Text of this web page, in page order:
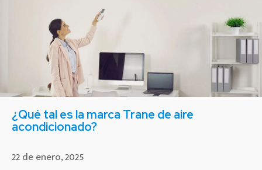
¿Qué tal es la marca Trane de aire
acondicionado?
22 de enero, 2025